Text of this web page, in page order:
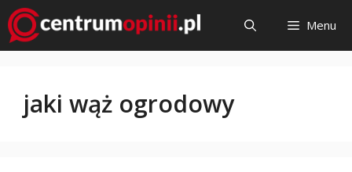
Przejdź
do
treści
Menu
jaki wąż ogrodowy